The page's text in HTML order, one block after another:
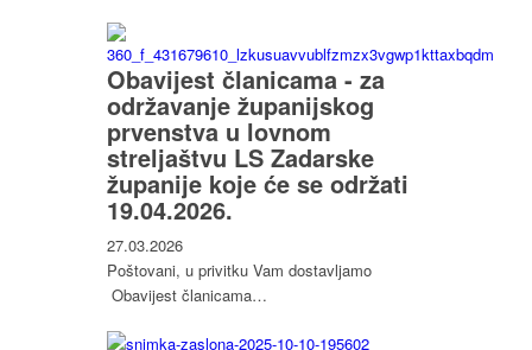
Obavijest članicama - za
održavanje županijskog
prvenstva u lovnom
streljaštvu LS Zadarske
županije koje će se održati
19.04.2026.
27.03.2026
Poštovani, u privitku Vam dostavljamo
Obavijest članicama…